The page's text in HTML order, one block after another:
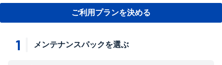
ご利用プランを決める
1 メンテナンスパックを選ぶ